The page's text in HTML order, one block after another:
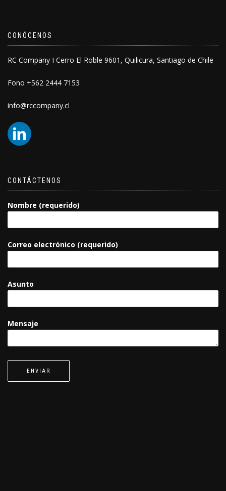
CONÓCENOS
RC Company I Cerro El Roble 9601, Quilicura, Santiago de Chile
Fono +562 2444 7153
info@rccompany.cl
CONTÁCTENOS
Nombre (requerido)
Correo electrónico (requerido)
Asunto
Mensaje